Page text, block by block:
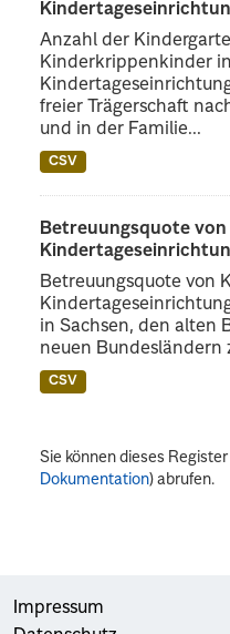
Anzahl der
Kinderkrippenkinder
freier Trägerschaft
und in der Familie...
CSV
Betreuungsquote
Betreuungsquote von
in Sachsen, den alten
neuen Bundesländern
CSV
Sie können dieses
Dokumentation) abrufen.
Impressum